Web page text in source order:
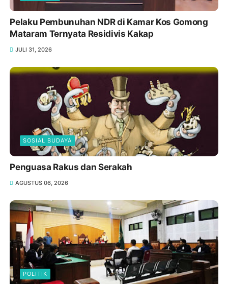
Pelaku Pembunuhan NDR di Kamar Kos Gomong
Mataram Ternyata Residivis Kakap
JULI 31, 2026
SOSIAL BUDAYA
Penguasa Rakus dan Serakah
AGUSTUS 06, 2026
POLITIK